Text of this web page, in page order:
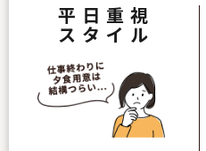
平日重視
スタイル